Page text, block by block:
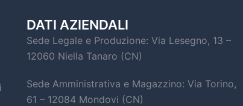
DATI AZIENDALI
Sede Legale e Produzione: Via Lesegno, 13 –
12060 Niella Tanaro (CN)
Sede Amministrativa e Magazzino: Via Torino,
61 – 12084 Mondovi (CN)